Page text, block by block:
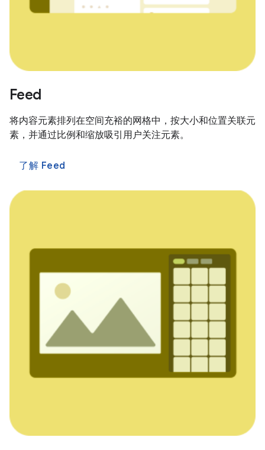
Feed
将内容元素排列在空间充裕的网格中，按大小和位置关联元
素，并通过比例和缩放吸引用户关注元素。
了解 Feed